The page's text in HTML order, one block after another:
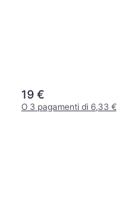
19 €
O 3 pagamenti di 6,33 €